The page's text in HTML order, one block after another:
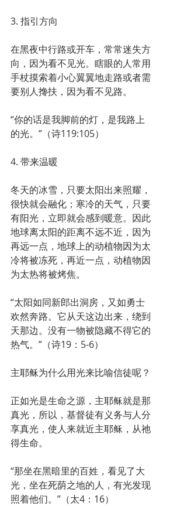
3. 指引方向
在黑夜中行路或开车，常常迷失方
向，因为看不见光。瞎眼的人常用
手杖摸索着小心翼翼地走路或者需
要别人搀扶，因为看不见路。
“你的话是我脚前的灯，是我路上
的光。”（诗119:105）
4. 带来温暖
冬天的冰雪，只要太阳出来照耀，
很快就会融化；寒冷的天气，只要
有阳光，立即就会感到暖意。因此
地球离太阳的距离不远不近，因为
再远一点，地球上的动植物因为太
冷将被冻死，再近一点，动植物因
为太热将被烤焦。
“太阳如同新郎出洞房，又如勇士
欢然奔路。它从天这边出来，绕到
天那边。没有一物被隐藏不得它的
热气。”（诗19：5-6）
主耶稣为什么用光来比喻信徒呢？
正如光是生命之源，主耶稣就是那
真光，所以，基督徒有义务与人分
享真光，使人来就近主耶稣，从祂
得生命。
“那坐在黑暗里的百姓，看见了大
光，坐在死荫之地的人，有光发现
照着他们。”（太4：16）